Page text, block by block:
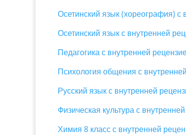
Осетинский язык (хореография) с
Осетинский язык с внутренней
Педагогика с внутренней
Психология общения с
Русский язык с внутренней
Физическая культура с
Химия 8 класс с внутренней